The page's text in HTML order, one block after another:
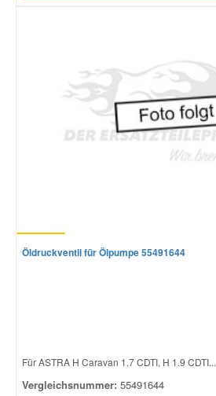
Öldruckventil für Ölpumpe 55491644
Für ASTRA H Caravan 1.7 CDTI, H 1.9 CDTI...
Vergleichsnummer: 55491644